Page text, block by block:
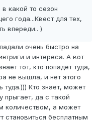
какой то сезон
года...Квест для тех,
впереди.. )
очень быстро на
и интереса. А вот
тот, кто попадёт туда,
не вышла, и нет этого
туда.))) Кто знает, может
да с такой
количеством, а может
становиться бесплатным